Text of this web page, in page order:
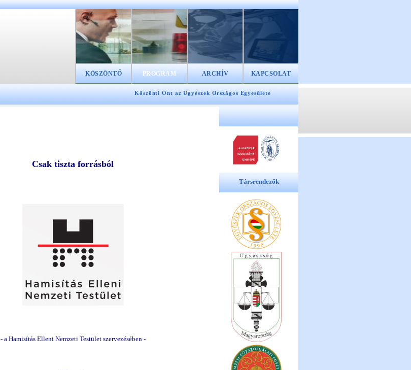
KÖSZÖNTŐ PROGRAM ARCHÍV KAPCSOLAT
Köszönti Önt az Ügyészek Országos Egyesülete
Csak tiszta forrásból
- a Hamisítás Elleni Nemzeti Testület szervezésében -
Társrendezők